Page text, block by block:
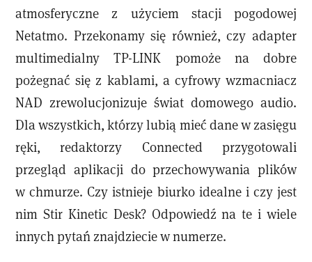
atmosferyczne z użyciem stacji pogodowej
Netatmo. Przekonamy się również, czy adapter
multimedialny TP-LINK pomoże na dobre
pożegnać się z kablami, a cyfrowy wzmacniacz
NAD zrewolucjonizuje świat domowego audio.
Dla wszystkich, którzy lubią mieć dane w zasięgu
ręki, redaktorzy Connected przygotowali
przegląd aplikacji do przechowywania plików
w chmurze. Czy istnieje biurko idealne i czy jest
nim Stir Kinetic Desk? Odpowiedź na te i wiele
innych pytań znajdziecie w numerze.